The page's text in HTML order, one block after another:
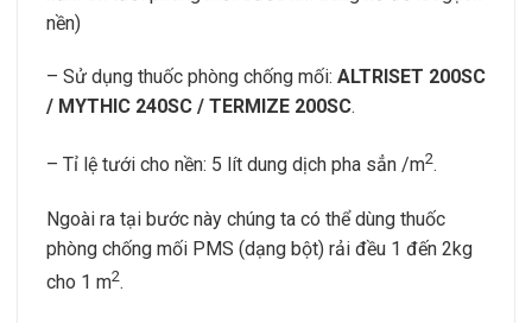
nền)
– Sử dụng thuốc phòng chống mối: ALTRISET 200SC
/ MYTHIC 240SC / TERMIZE 200SC.
– Tỉ lệ tưới cho nền: 5 lít dung dịch pha sẳn /m2.
Ngoài ra tại bước này chúng ta có thể dùng thuốc
phòng chống mối PMS (dạng bột) rải đều 1 đến 2kg
cho 1 m2.